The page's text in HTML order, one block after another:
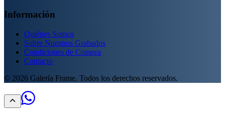
Información
Quiénes Somos
Sobre Nuestros Grabados
Condiciones de Compra
Contacto
© 2026 Galería Frame. Todos los derechos reservados.